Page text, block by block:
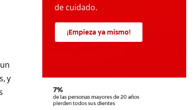
y
de cuidado.
¡Empieza ya mismo!